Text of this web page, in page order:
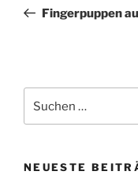
Beitrag
Fingerpuppen
nach:
NEUESTE